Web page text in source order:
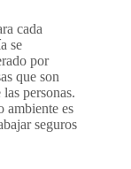
cada
se
por
que son
personas.
ambiente es
seguros